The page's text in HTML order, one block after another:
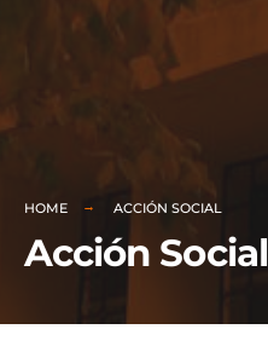
HOME ACCIÓN SOCIAL
Acción Social